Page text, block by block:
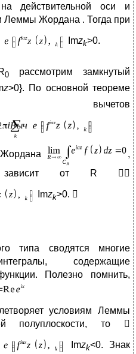
действительной оси и
Леммы Жордана . Тогда при
Imzk>0.
0 рассмотрим замкнутый
z>0}. По основной теореме
,
зависит от R 
Imzk>0. 
типа сводятся многие
содержащие
Полезно помнить,
условиям Леммы
полуплоскости, то 
Imzk<0. Знак